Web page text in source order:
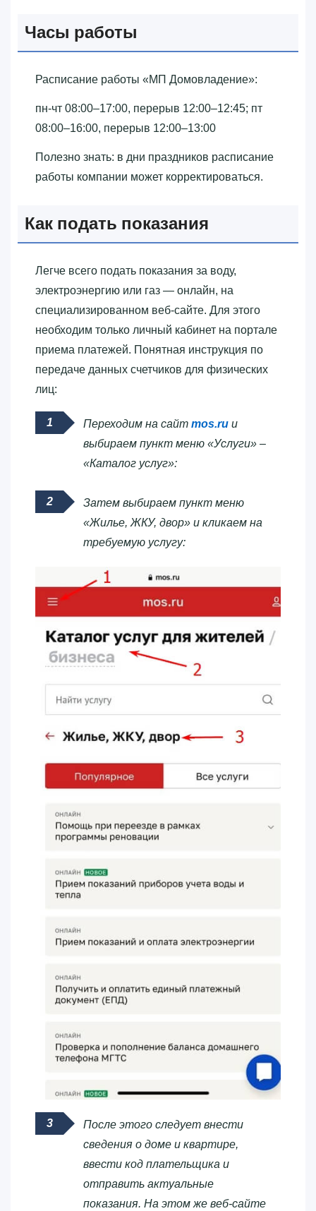
Часы работы
Расписание работы «‎МП Домовладение»‎:
пн-чт 08:00–17:00, перерыв 12:00–12:45; пт
08:00–16:00, перерыв 12:00–13:00
Полезно знать: в дни праздников расписание
работы компании может корректироваться.
Как подать показания
Легче всего подать показания за воду,
электроэнергию или газ — онлайн, на
специализированном веб-сайте. Для этого
необходим только личный кабинет на портале
приема платежей. Понятная инструкция по
передаче данных счетчиков для физических
лиц:
Переходим на сайт mos.ru и
выбираем пункт меню «Услуги» –
«Каталог услуг»:
Затем выбираем пункт меню
«Жилье, ЖКУ, двор» и кликаем на
требуемую услугу:
После этого следует внести
сведения о доме и квартире,
ввести код плательщика и
отправить актуальные
показания. На этом же веб-сайте